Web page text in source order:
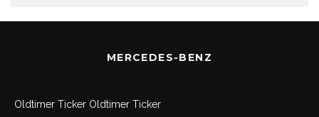
MERCEDES-BENZ
Oldtimer Ticker Oldtimer Ticker